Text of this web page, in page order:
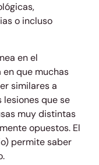
o incluso
en el
que muchas
similares a
lesiones que se
muy distintas
opuestos. El
permite saber